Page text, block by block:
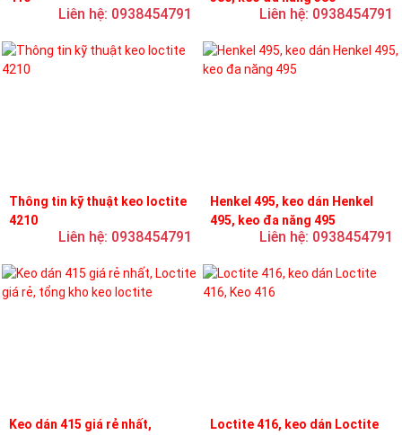
Liên hệ: 0938454791 Liên hệ: 0938454791
Thông tin kỹ thuật keo loctite
4210
Liên hệ: 0938454791
Henkel 495, keo dán Henkel
495, keo đa năng 495
Liên hệ: 0938454791
Keo dán 415 giá rẻ nhất,
Loctite 416, keo dán Loctite